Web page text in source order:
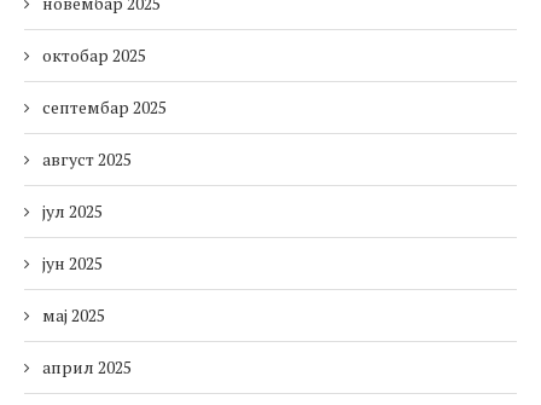
октобар 2025
септембар 2025
август 2025
јул 2025
јун 2025
мај 2025
април 2025